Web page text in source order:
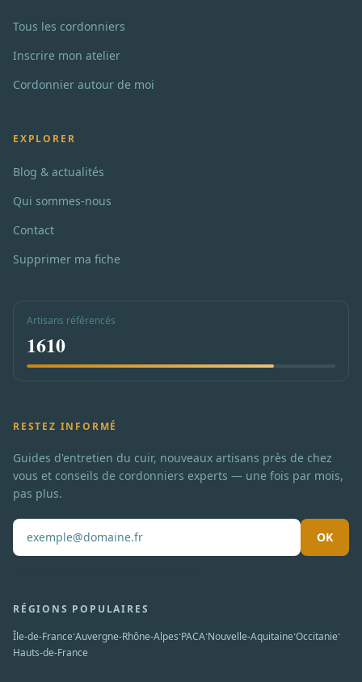
Tous les cordonniers
Inscrire mon atelier
Cordonnier autour de moi
EXPLORER
Blog & actualités
Qui sommes-nous
Contact
Supprimer ma fiche
Artisans référencés
1610
RESTEZ INFORMÉ
Guides d'entretien du cuir, nouveaux artisans près de chez
vous et conseils de cordonniers experts — une fois par mois,
pas plus.
OK
RÉGIONS POPULAIRES
Île-de-France·Auvergne-Rhône-Alpes·PACA·Nouvelle-Aquitaine·Occitanie·
Hauts-de-France